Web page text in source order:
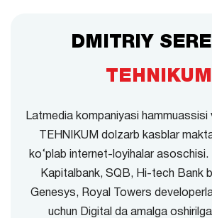
DMITRIY
TEHNIKUM
Latmedia kompaniyasi
TEHNIKUM dolzarb kasblar
ko‘plab internet-loyihalar asoschisi.
Kapitalbank, SQB, Hi-tech Bank
Genesys, Royal Towers
uchun Digital da amalga